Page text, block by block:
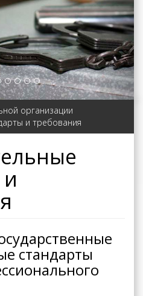
организации
и требования
стандарты